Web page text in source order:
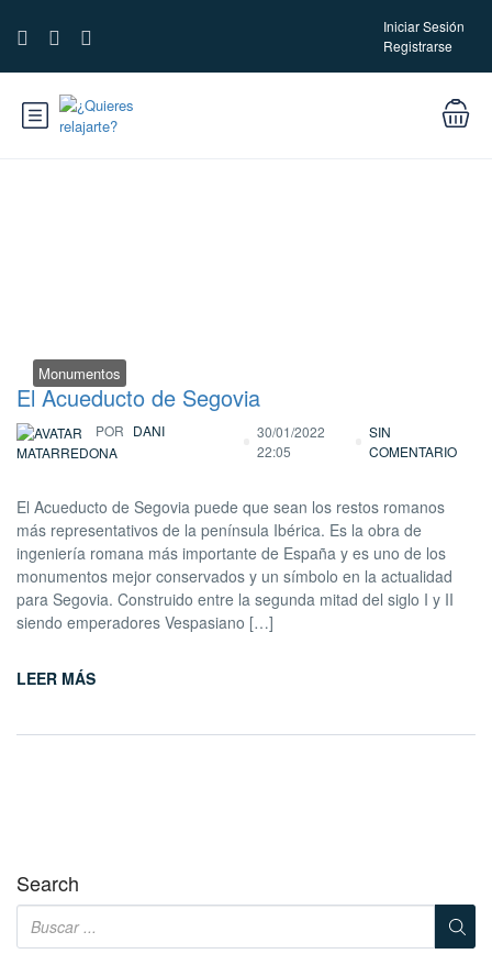
Iniciar Sesión
Registrarse
Monumentos
El Acueducto de Segovia
POR DANI
MATARREDONA
30/01/2022
22:05
SIN
COMENTARIO
El Acueducto de Segovia puede que sean los restos romanos
más representativos de la península Ibérica. Es la obra de
ingeniería romana más importante de España y es uno de los
monumentos mejor conservados y un símbolo en la actualidad
para Segovia. Construido entre la segunda mitad del siglo I y II
siendo emperadores Vespasiano […]
LEER MÁS
Search